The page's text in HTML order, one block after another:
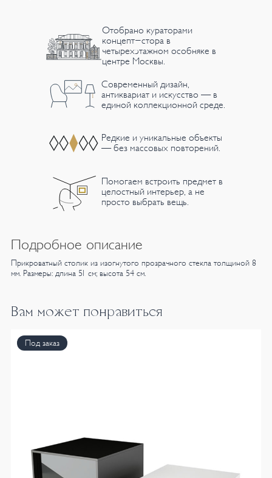
Отобрано кураторами
концепт-стора в
четырехэтажном особняке в
центре Москвы.
Современный дизайн,
антиквариат и искусство — в
единой коллекционной среде.
Редкие и уникальные объекты
— без массовых повторений.
Помогаем встроить предмет в
целостный интерьер, а не
просто выбрать вещь.
Подробное описание
Прикроватный столик из изогнутого прозрачного стекла толщиной 8
мм. Размеры: длина 51 см; высота 54 см.
Вам может понравиться
Под заказ